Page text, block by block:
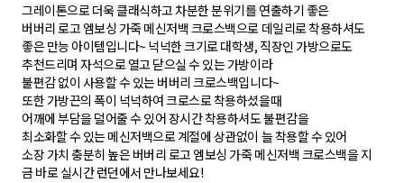
그레이톤으로 더욱 클래식하고 차분한 분위기를 연출하기 좋은
버버리 로고 엠보싱 가죽 메신저백 크로스백으로 데일리로 착용하셔도
좋은 만능 아이템입니다~ 넉넉한 크기로 대학생, 직장인 가방으로도
추천드리며 자석으로 열고 닫으실 수 있는 가방이라
불편감 없이 사용할 수 있는 버버리 크로스백입니다~
또한 가방끈의 폭이 넉넉하여 크로스로 착용하셨을때
어깨에 부담을 덜어줄 수 있어 장시간 착용하셔도 불편감을
최소화할 수 있는 메신저백으로 계절에 상관없이 늘 착용할 수 있어
소장 가치 충분히 높은 버버리 로고 엠보싱 가죽 메신저백 크로스백을 지
금 바로 실시간 런던에서 만나보세요!